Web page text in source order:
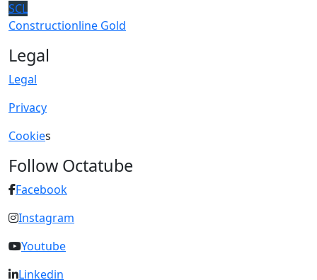
SCL
Constructionline Gold
Legal
Legal
Privacy
Cookies
Follow Octatube
Facebook
Instagram
Youtube
Linkedin